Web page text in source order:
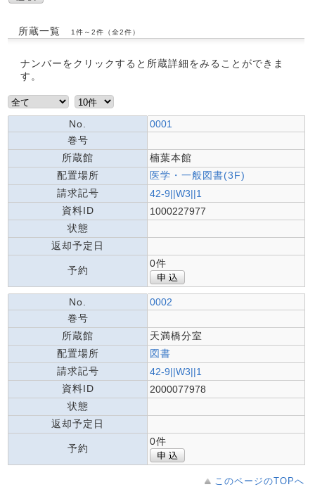
所蔵一覧 1件～2件（全2件）
ナンバーをクリックすると所蔵詳細をみることができま
す。
No.
0001
巻号
所蔵館
楠葉本館
配置場所
医学・一般図書(3F)
請求記号
42-9||W3||1
資料ID
1000227977
状態
返却予定日
予約
0件
No.
0002
巻号
所蔵館
天満橋分室
配置場所
図書
請求記号
42-9||W3||1
資料ID
2000077978
状態
返却予定日
予約
0件
このページのTOPへ